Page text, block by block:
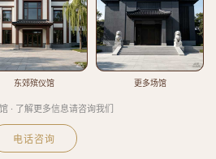
东郊殡仪馆 更多场馆
· 了解更多信息请咨询我们
电话咨询